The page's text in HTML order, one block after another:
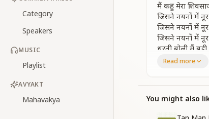
Category
Speakers
MUSIC
Playlist
AVYAKT
Mahavakya
मैं कहु मेरा
जिसने नयनों में नूर
जिसने नयनों में नूर
जिसने नयनों में नूर
धरती बोली मैं बड़ी
सबको लेकर मैं खड़ी
सूरज चांद तारो से
Read more
You might also